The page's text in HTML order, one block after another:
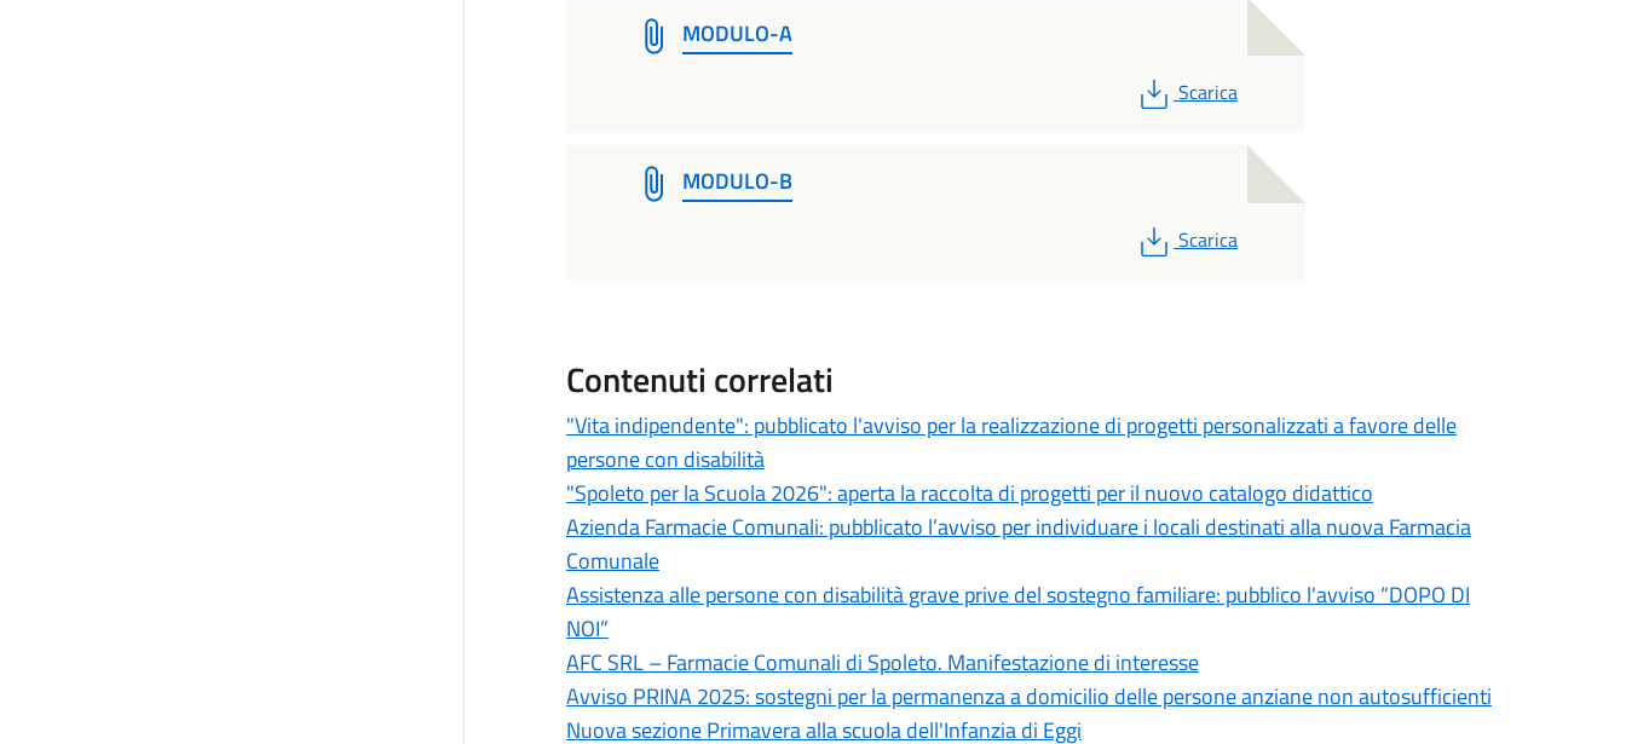
MODULO-A
PDF
Scarica
MODULO-B
PDF
Scarica
Contenuti correlati
"Vita indipendente": pubblicato l'avviso per la realizzazione di progetti personalizzati a favore delle
persone con disabilità
"Spoleto per la Scuola 2026": aperta la raccolta di progetti per il nuovo catalogo didattico
Azienda Farmacie Comunali: pubblicato l’avviso per individuare i locali destinati alla nuova Farmacia
Comunale
Assistenza alle persone con disabilità grave prive del sostegno familiare: pubblico l'avviso “DOPO DI
NOI”
AFC SRL – Farmacie Comunali di Spoleto. Manifestazione di interesse
Avviso PRINA 2025: sostegni per la permanenza a domicilio delle persone anziane non autosufficienti
Nuova sezione Primavera alla scuola dell'Infanzia di Eggi